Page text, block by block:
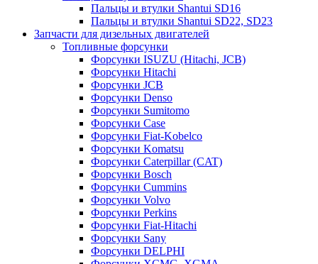
Пальцы и втулки Shantui SD16
Пальцы и втулки Shantui SD22, SD23
Запчасти для дизельных двигателей
Топливные форсунки
Форсунки ISUZU (Hitachi, JCB)
Форсунки Hitachi
Форсунки JCB
Форсунки Denso
Форсунки Sumitomo
Форсунки Case
Форсунки Fiat-Kobelco
Форсунки Komatsu
Форсунки Caterpillar (CAT)
Форсунки Bosch
Форсунки Cummins
Форсунки Volvo
Форсунки Perkins
Форсунки Fiat-Hitachi
Форсунки Sany
Форсунки DELPHI